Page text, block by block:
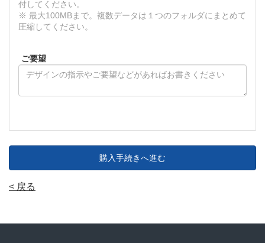
付してください。
※ 最大100MBまで。複数データは１つのフォルダにまとめて
圧縮してください。
ご要望
購入手続きへ進む
< 戻る